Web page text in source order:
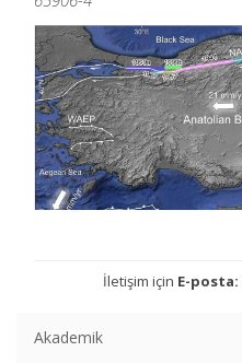
İletişim için E-posta:
Akademik